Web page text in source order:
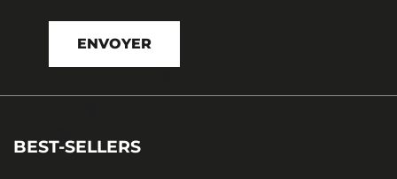
Veuillez
laisser
ce
champ
BEST-SELLERS